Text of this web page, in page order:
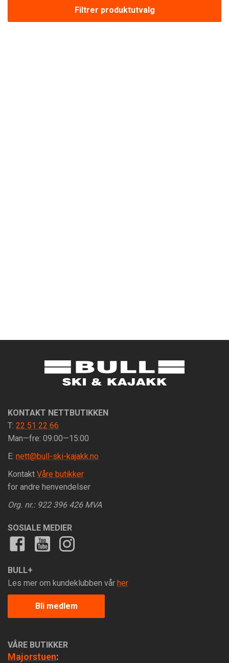
Filtrer produktutvalg
KONTAKT NETTBUTIKKEN
T: 22 51 22 66
Man—fre: 09:00—15:00
E: nett@bull-ski-kajakk.no
Kontakt Våre butikker
for andre henvendelser
Org. nr.: 922 396 426 MVA
SOSIALE MEDIER
BULL+
Les mer om kundeklubben vår her
Bli medlem
VÅRE BUTIKKER
Majorstuen: